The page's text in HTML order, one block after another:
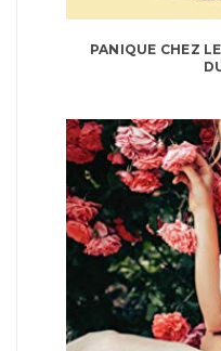
PANIQUE CHEZ